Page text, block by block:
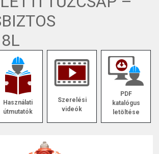
Használati
útmutatók
Szerelési
videók
PDF
katalógus
letöltése